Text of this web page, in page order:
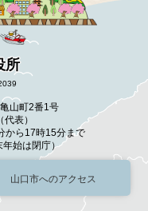
所
山町2番1号
表）
から17時15分まで
年始は閉庁）
山口市へのアクセス